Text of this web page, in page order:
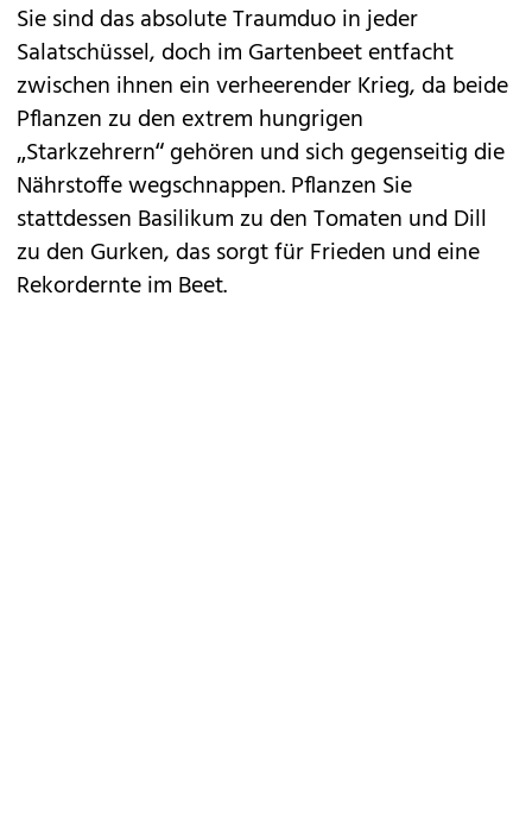
Sie sind das absolute Traumduo in jeder
Salatschüssel, doch im Gartenbeet entfacht
zwischen ihnen ein verheerender Krieg, da beide
Pflanzen zu den extrem hungrigen
„Starkzehrern“ gehören und sich gegenseitig die
Nährstoffe wegschnappen. Pflanzen Sie
stattdessen Basilikum zu den Tomaten und Dill
zu den Gurken, das sorgt für Frieden und eine
Rekordernte im Beet.